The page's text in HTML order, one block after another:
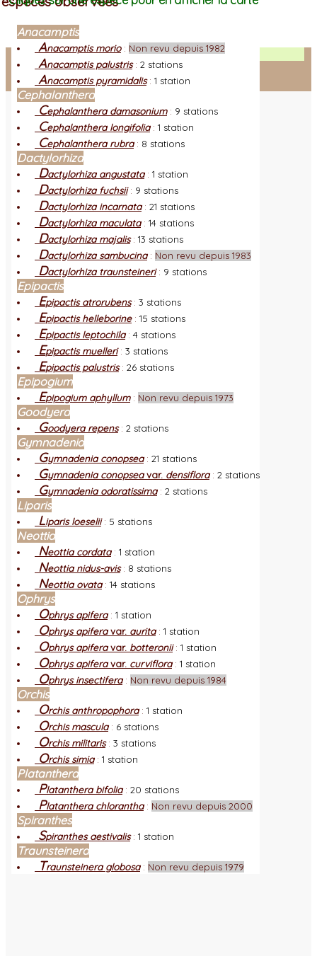
Facebook
Connexion adhérent
Anacamptis
Anacamptis morio: Non revu depuis 1982
Anacamptis palustris: 2 stations
Anacamptis pyramidalis: 1 station
Cephalanthera
Cephalanthera damasonium: 9 stations
Cephalanthera longifolia: 1 station
Cephalanthera rubra: 8 stations
Dactylorhiza
Dactylorhiza angustata: 1 station
Dactylorhiza fuchsii: 9 stations
Dactylorhiza incarnata: 21 stations
Dactylorhiza maculata: 14 stations
Dactylorhiza majalis: 13 stations
Dactylorhiza sambucina: Non revu depuis 1983
Dactylorhiza traunsteineri: 9 stations
Epipactis
Epipactis atrorubens: 3 stations
Epipactis helleborine: 15 stations
Epipactis leptochila: 4 stations
Epipactis muelleri: 3 stations
Epipactis palustris: 26 stations
Epipogium
Epipogium aphyllum: Non revu depuis 1973
Goodyera
Goodyera repens: 2 stations
Gymnadenia
Gymnadenia conopsea: 21 stations
Gymnadenia conopseavar. densiflora: 2 stations
Gymnadenia odoratissima: 2 stations
Liparis
Liparis loeselii: 5 stations
Neottia
Neottia cordata: 1 station
Neottia nidus-avis: 8 stations
Neottia ovata: 14 stations
Ophrys
Ophrys apifera: 1 station
Ophrys apiferavar. aurita: 1 station
Ophrys apiferavar. botteronii: 1 station
Ophrys apiferavar. curviflora: 1 station
Ophrys insectifera: Non revu depuis 1984
Orchis
Orchis anthropophora: 1 station
Orchis mascula: 6 stations
Orchis militaris: 3 stations
Orchis simia: 1 station
Platanthera
Platanthera bifolia: 20 stations
Platanthera chlorantha: Non revu depuis 2000
Spiranthes
Spiranthes aestivalis: 1 station
Traunsteinera
Traunsteinera globosa: Non revu depuis 1979